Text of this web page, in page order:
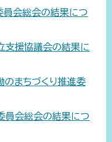
会総会の結果につ
援協議会の結果に
まちづくり推進委
会総会の結果につ